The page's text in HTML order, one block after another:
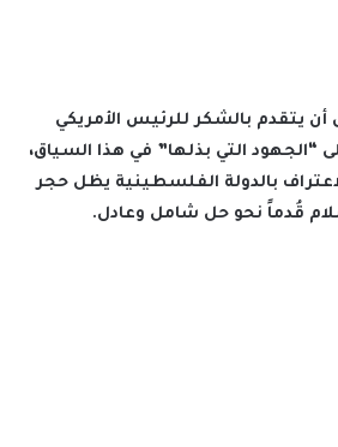
يتقدم بالشكر للرئيس الأمريكي
“الجهود التي بذلها” في هذا السياق،
بالدولة الفلسطينية يظل حجر
قُدماً نحو حل شامل وعادل.